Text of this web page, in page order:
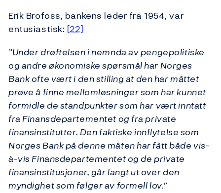
Erik Brofoss, bankens leder fra 1954, var
entusiastisk: [22]
”Under drøftelsen i nemnda av pengepolitiske
og andre økonomiske spørsmål har Norges
Bank ofte vært i den stilling at den har måttet
prøve å finne mellomløsninger som har kunnet
formidle de standpunkter som har vært inntatt
fra Finansdepartementet og fra private
finansinstitutter. Den faktiske innflytelse som
Norges Bank på denne måten har fått både vis-
à-vis Finansdepartementet og de private
finansinstitusjoner, går langt ut over den
myndighet som følger av formell lov.”